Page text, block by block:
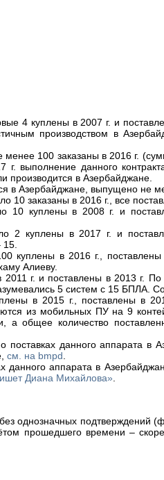
4 куплены в 2007 г. и
производством в
100 заказаны в 2016 г.
г. выполнение данного
производится в Азербайджане.
в Азербайджане, выпущено не
10 заказаны в 2016 г., все
10 куплены в 2008 г. и
2 куплены в 2017 г. и
куплены в 2016 г.,
Алиеву.
г. и поставлены в 2013 г.
5 систем с 15 БПЛА.
в 2015 г., поставлены в
из мобильных ПУ на 9
а общее количество
поставках данного аппарата в
см. на bmpd
данного аппарата в
Диана Михайлова»
однозначных подтверждений
прошедшего времени –